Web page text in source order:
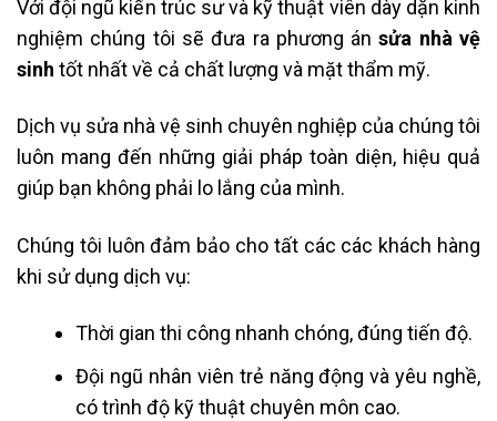
Với đội ngũ kiến trúc sư và kỹ thuật viên dày dặn kinh
nghiệm chúng tôi sẽ đưa ra phương ánsửa nhà vệ
sinh tốt nhất về cả chất lượng và mặt thẩm mỹ.
Dịch vụ sửa nhà vệ sinh chuyên nghiệp của chúng tôi
luôn mang đến những giải pháp toàn diện, hiệu quả
giúp bạn không phải lo lắng của mình.
Chúng tôi luôn đảm bảo cho tất các các khách hàng
khi sử dụng dịch vụ:
Thời gian thi công nhanh chóng, đúng tiến độ.
Đội ngũ nhân viên trẻ năng động và yêu nghề,
có trình độ kỹ thuật chuyên môn cao.